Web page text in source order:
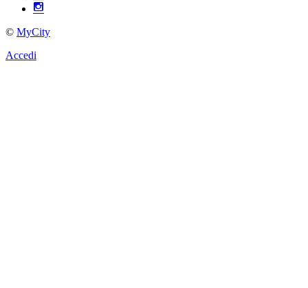
© MyCity
Accedi